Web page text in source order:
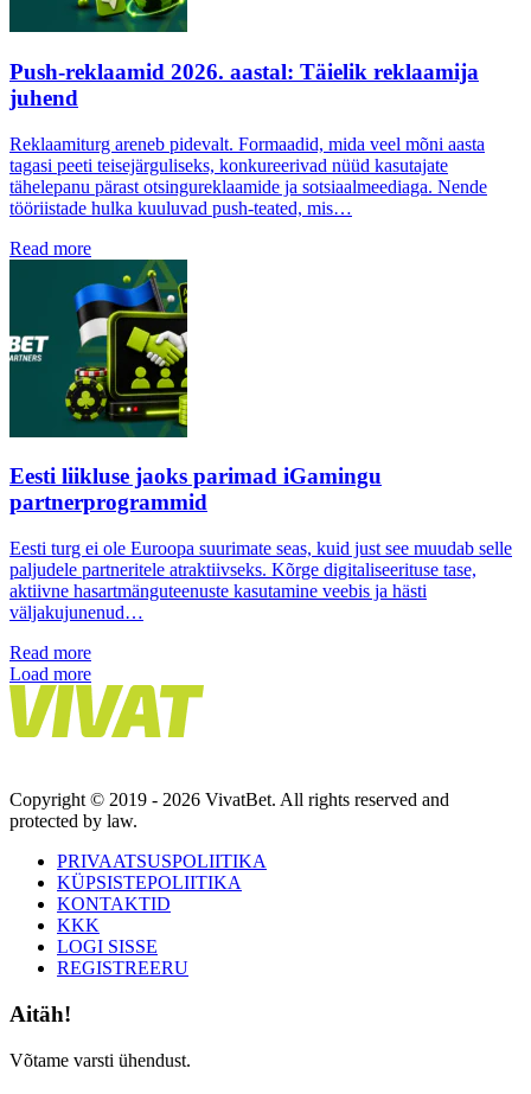
Push-reklaamid 2026. aastal: Täielik reklaamija
juhend
Reklaamiturg areneb pidevalt. Formaadid, mida veel mõni aasta
tagasi peeti teisejärguliseks, konkureerivad nüüd kasutajate
tähelepanu pärast otsingureklaamide ja sotsiaalmeediaga. Nende
tööriistade hulka kuuluvad push-teated, mis…
Read more
Eesti liikluse jaoks parimad iGamingu
partnerprogrammid
Eesti turg ei ole Euroopa suurimate seas, kuid just see muudab selle
paljudele partneritele atraktiivseks. Kõrge digitaliseerituse tase,
aktiivne hasartmänguteenuste kasutamine veebis ja hästi
väljakujunenud…
Read more
Load more
Copyright © 2019 - 2026 VivatBet. All rights reserved and
protected by law.
PRIVAATSUSPOLIITIKA
KÜPSISTEPOLIITIKA
KONTAKTID
KKK
LOGI SISSE
REGISTREERU
Aitäh!
Võtame varsti ühendust.